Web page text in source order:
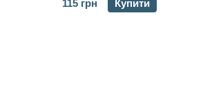
115 грн
Купити